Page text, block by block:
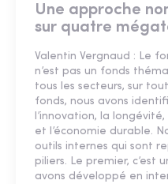
Une approche
sur quatre
Valentin Vergnaud : Le
n’est pas un fonds
tous les secteurs, sur
fonds, nous avons
l’innovation, la
et l’économie durable.
outils internes qui sont
piliers. Le premier, c’est
avons développé en